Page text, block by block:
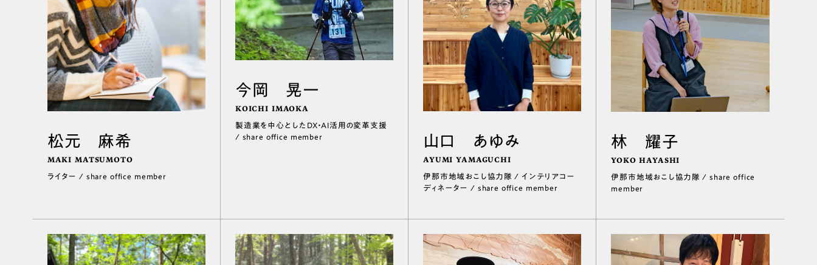
松元 麻希
MAKI MATSUMOTO
ライター / share office member
今岡 晃一
KOICHI IMAOKA
製造業を中心としたDX・AI活用の変革支援
/ share office member
山口 あゆみ
AYUMI YAMAGUCHI
伊那市地域おこし協力隊 / インテリアコー
ディネーター / share office member
林 耀子
YOKO HAYASHI
伊那市地域おこし協力隊 / share office
member